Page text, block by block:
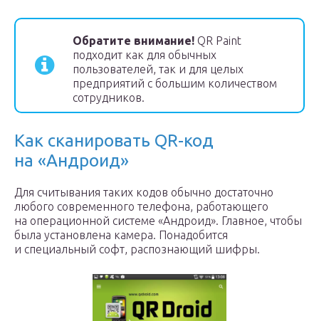
Обратите внимание! QR Paint
подходит как для обычных
пользователей, так и для целых
предприятий с большим количеством
сотрудников.
Как сканировать QR-код
на «Андроид»
Для считывания таких кодов обычно достаточно
любого современного телефона, работающего
на операционной системе «Андроид». Главное, чтобы
была установлена камера. Понадобится
и специальный софт, распознающий шифры.